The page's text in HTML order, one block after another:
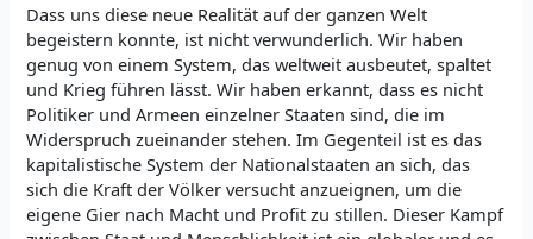
Dass uns diese neue Realität auf der ganzen Welt
begeistern konnte, ist nicht verwunderlich. Wir haben
genug von einem System, das weltweit ausbeutet, spaltet
und Krieg führen lässt. Wir haben erkannt, dass es nicht
Politiker und Armeen einzelner Staaten sind, die im
Widerspruch zueinander stehen. Im Gegenteil ist es das
kapitalistische System der Nationalstaaten an sich, das
sich die Kraft der Völker versucht anzueignen, um die
eigene Gier nach Macht und Profit zu stillen. Dieser Kampf